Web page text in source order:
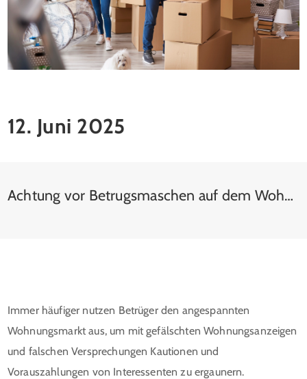
12. Juni 2025
Achtung vor Betrugsmaschen auf dem Wohnungsmarkt
Immer häufiger nutzen Betrüger den angespannten
Wohnungsmarkt aus, um mit gefälschten Wohnungsanzeigen
und falschen Versprechungen Kautionen und
Vorauszahlungen von Interessenten zu ergaunern.